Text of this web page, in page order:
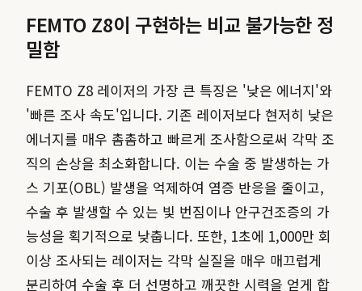
FEMTO Z8이 구현하는 비교 불가능한 정
밀함
FEMTO Z8 레이저의 가장 큰 특징은 '낮은 에너지'와
'빠른 조사 속도'입니다. 기존 레이저보다 현저히 낮은
에너지를 매우 촘촘하고 빠르게 조사함으로써 각막 조
직의 손상을 최소화합니다. 이는 수술 중 발생하는 가
스 기포(OBL) 발생을 억제하여 염증 반응을 줄이고,
수술 후 발생할 수 있는 빛 번짐이나 안구건조증의 가
능성을 획기적으로 낮춥니다. 또한, 1초에 1,000만 회
이상 조사되는 레이저는 각막 실질을 매우 매끄럽게
분리하여 수술 후 더 선명하고 깨끗한 시력을 얻게 합